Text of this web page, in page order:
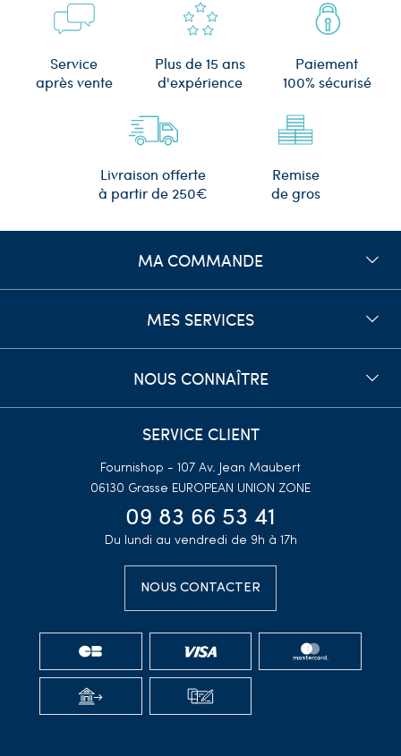
Service
après vente
Plus de 15 ans
d'expérience
Paiement
100% sécurisé
Livraison offerte
à partir de 250€
Remise
de gros
MA COMMANDE
MES SERVICES
NOUS CONNAÎTRE
SERVICE CLIENT
Fournishop - 107 Av. Jean Maubert
06130 Grasse EUROPEAN UNION ZONE
09 83 66 53 41
Du lundi au vendredi de 9h à 17h
NOUS CONTACTER